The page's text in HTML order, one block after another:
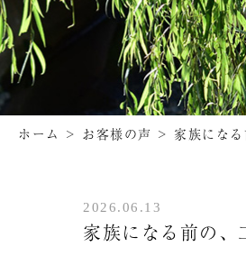
ホーム > お客様の声 > 家族にな
2026.06.13
家族になる前の